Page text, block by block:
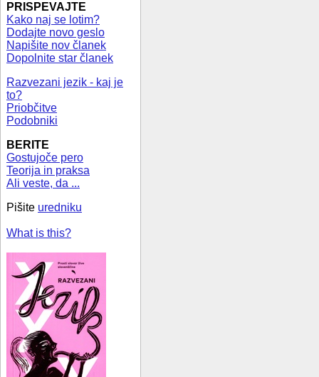
PRISPEVAJTE
Kako naj se lotim?
Dodajte novo geslo
Napišite nov članek
Dopolnite star članek
Razvezani jezik - kaj je
to?
Priobčitve
Podobniki
BERITE
Gostujoče pero
Teorija in praksa
Ali veste, da ...
Pišite uredniku
What is this?